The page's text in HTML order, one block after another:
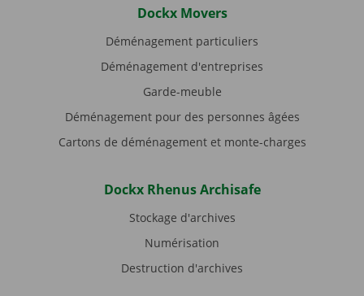
Dockx Movers
Déménagement particuliers
Déménagement d'entreprises
Garde-meuble
Déménagement pour des personnes âgées
Cartons de déménagement et monte-charges
Dockx Rhenus Archisafe
Stockage d'archives
Numérisation
Destruction d'archives